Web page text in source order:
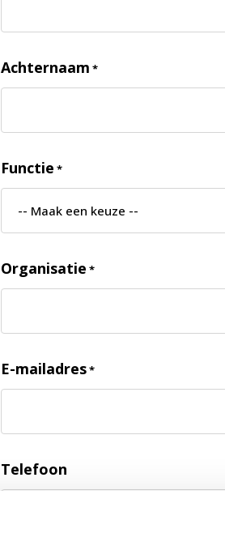
Achternaam *
Functie *
Organisatie *
E-mailadres*
Telefoon